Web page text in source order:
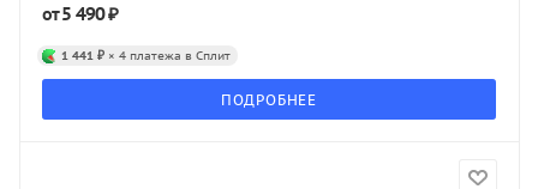
от5 490 ₽
1 441 ₽ × 4 платежа в Сплит
ПОДРОБНЕЕ